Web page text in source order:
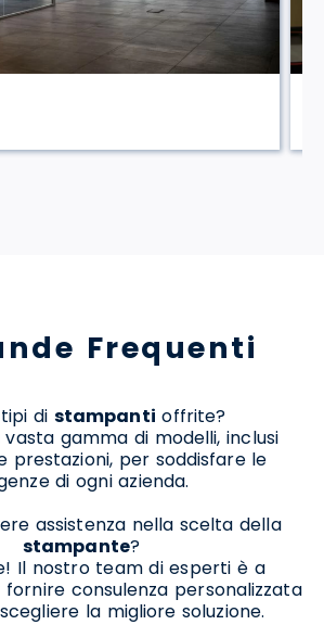
Frequenti
tipi di stampanti offrite?
gamma di modelli, inclusi
prestazioni, per soddisfare le
di ogni azienda.
assistenza nella scelta della
stampante?
Il nostro team di esperti è a
fornire consulenza personalizzata
la migliore soluzione.